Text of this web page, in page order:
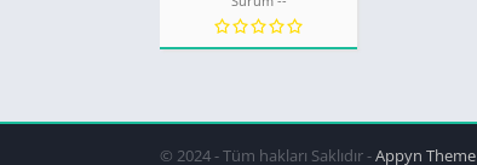
© 2024 - Tüm hakları Saklıdır -Appyn Theme